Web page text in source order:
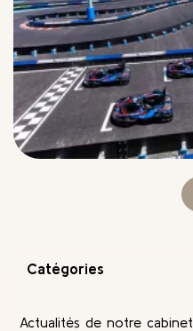
Catégories
Actualités de notre cabinet